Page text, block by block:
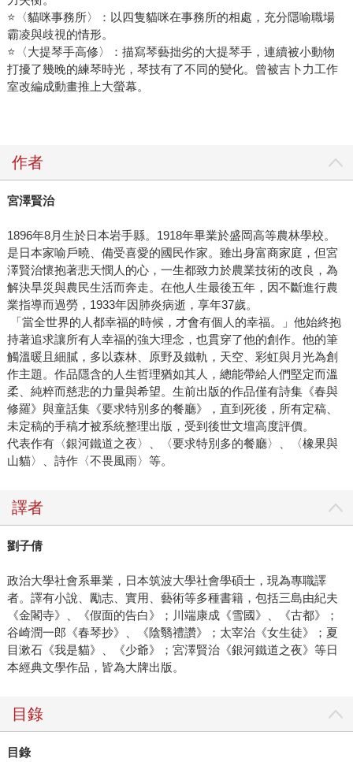
⭐〈貓咪事務所〉：以四隻貓咪在事務所的相處，充分隱喻職場
霸凌與歧視的情形。
⭐〈大提琴手高修〉：描寫琴藝拙劣的大提琴手，連續被小動物
打擾了幾晚的練琴時光，琴技有了不同的變化。曾被吉卜力工作
室改編成動畫推上大螢幕。
作者
宮澤賢治
1896年8月生於日本岩手縣。1918年畢業於盛岡高等農林學校。
是日本家喻戶曉、備受喜愛的國民作家。雖出身富商家庭，但宮
澤賢治懷抱著悲天憫人的心，一生都致力於農業技術的改良，為
解決旱災與農民生活而奔走。在他人生最後五年，因不斷進行農
業指導而過勞，1933年因肺炎病逝，享年37歲。
「當全世界的人都幸福的時候，才會有個人的幸福。」他始終抱
持著追求讓所有人幸福的強大理念，也貫穿了他的創作。他的筆
觸溫暖且細膩，多以森林、原野及鐵軌，天空、彩虹與月光為創
作主題。作品隱含的人生哲理猶如其人，總能帶給人們堅定而溫
柔、純粹而慈悲的力量與希望。生前出版的作品僅有詩集《春與
修羅》與童話集《要求特別多的餐廳》，直到死後，所有定稿、
未定稿的手稿才被系統整理出版，受到後世文壇高度評價。
代表作有〈銀河鐵道之夜〉、〈要求特別多的餐廳〉、〈橡果與
山貓〉、詩作〈不畏風雨〉等。
譯者
劉子倩
政治大學社會系畢業，日本筑波大學社會學碩士，現為專職譯
者。譯有小說、勵志、實用、藝術等多種書籍，包括三島由紀夫
《金閣寺》、《假面的告白》；川端康成《雪國》、《古都》；
谷崎潤一郎《春琴抄》、《陰翳禮讚》；太宰治《女生徒》；夏
目漱石《我是貓》、《少爺》；宮澤賢治《銀河鐵道之夜》等日
本經典文學作品，皆為大牌出版。
目錄
目錄